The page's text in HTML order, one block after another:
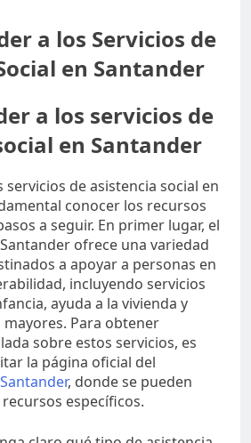
a los Servicios de
en Santander
a los servicios de
en Santander
servicios de asistencia social en
conocer los recursos
a seguir. En primer lugar, el
ofrece una variedad
a apoyar a personas en
incluyendo servicios
ayuda a la vivienda y
Para obtener
sobre estos servicios, es
la página oficial del
, donde se pueden
específicos.